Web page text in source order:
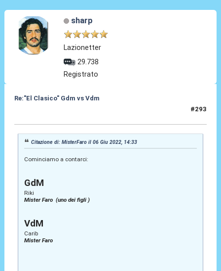
sharp
Lazionetter
29.738
Registrato
Re:"El Clasico" Gdm vs Vdm
#293
Citazione di: MisterFaro il 06 Giu 2022, 14:33
Cominciamo a contarci:
GdM
Riki
Mister Faro (uno dei figli )
VdM
Carib
Mister Faro